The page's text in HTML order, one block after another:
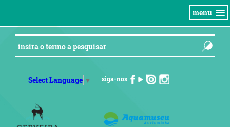
menu
Select Language ▼ siga-nos